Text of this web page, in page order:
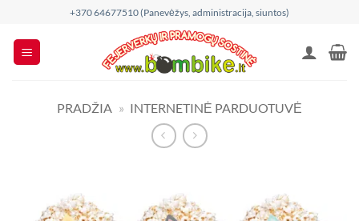
content
+370 64677510 (Panevėžys, administracija, siuntos)
PRADŽIA » INTERNETINĖ PARDUOTUVĖ